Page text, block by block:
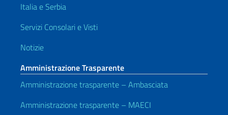
Italia e Serbia
Servizi Consolari e Visti
Notizie
Amministrazione Trasparente
Amministrazione trasparente – Ambasciata
Amministrazione trasparente – MAECI